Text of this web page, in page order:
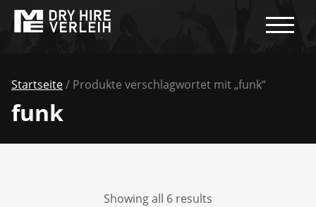
Startseite/ Produkte verschlagwortet mit „funk“
funk
Showing all 6 results